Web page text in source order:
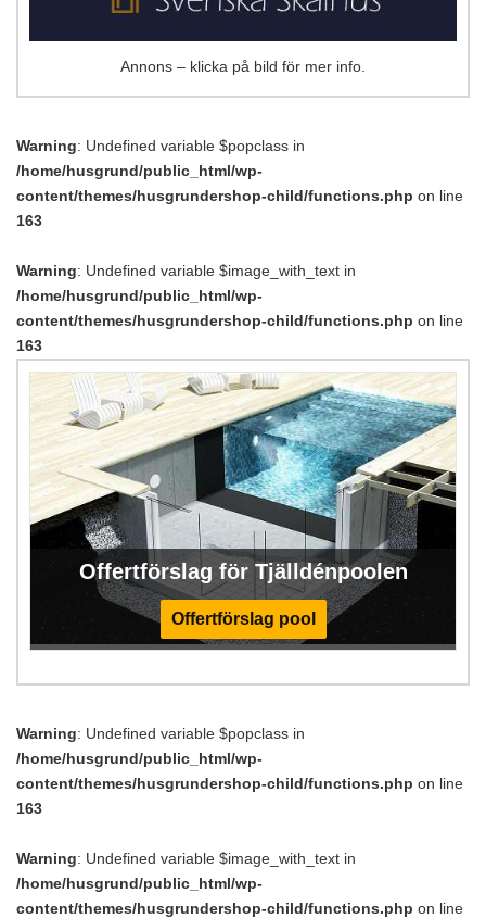
Annons – klicka på bild för mer info.
Warning: Undefined variable $popclass in
/home/husgrund/public_html/wp-
content/themes/husgrundershop-child/functions.php on line
163
Warning: Undefined variable $image_with_text in
/home/husgrund/public_html/wp-
content/themes/husgrundershop-child/functions.php on line
163
Offertförslag för Tjälldénpoolen
Offertförslag pool
Warning: Undefined variable $popclass in
/home/husgrund/public_html/wp-
content/themes/husgrundershop-child/functions.php on line
163
Warning: Undefined variable $image_with_text in
/home/husgrund/public_html/wp-
content/themes/husgrundershop-child/functions.php on line